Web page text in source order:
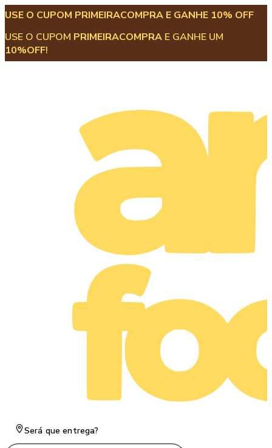
USE O CUPOM PRIMEIRACOMPRA E GANHE 10% OFF
USE O CUPOM PRIMEIRACOMPRA E GANHE UM
10%OFF!
Será que entrega?